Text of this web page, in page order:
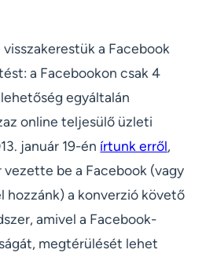
a Facebook
a Facebookon csak 4
egyáltalán
online teljesülő üzleti
január 19-én írtunk erről,
be a Facebook (vagy
hozzánk) a konverzió követő
amivel a Facebook-
megtérülését lehet